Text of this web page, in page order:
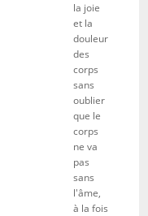
la joie
et la
douleur
des
corps
sans
oublier
que le
corps
ne va
pas
sans
l'âme,
à la fois